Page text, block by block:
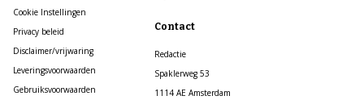
Cookie Instellingen
Privacy beleid
Disclaimer/vrijwaring
Leveringsvoorwaarden
Gebruiksvoorwaarden
Contact
Redactie
Spaklerweg 53
1114 AE Amsterdam